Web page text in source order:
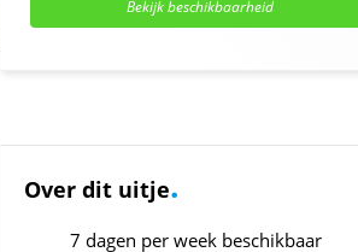
Bekijk beschikbaarheid
Over dit uitje.
7 dagen per week beschikbaar